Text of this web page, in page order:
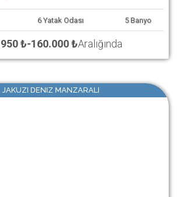
6 Yatak Odası 5 Banyo
₺-160.000 ₺Aralığında
JAKUZI DENIZ MANZARALI